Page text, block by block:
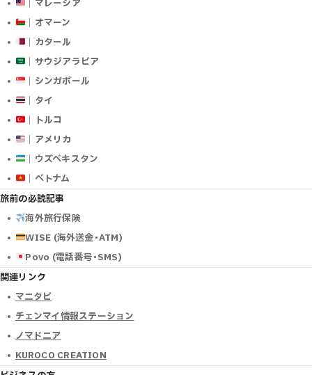
｜マレーシア
｜オマーン
｜カタール
｜サウジアラビア
｜シンガポール
｜タイ
｜トルコ
｜アメリカ
｜ウズベキスタン
｜ベトナム
旅前の必読記事
海外旅行保険
WISE (海外送金･ATM)
Povo (電話番号･SMS)
関連リンク
マニタビ
チェンマイ情報ステーション
ノマドニア
KUROCO CREATION